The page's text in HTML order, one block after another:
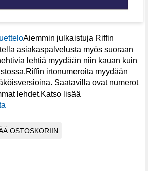
Aiemmin julkaistuja Riffin
asiakaspalvelusta myös suoraan
lehtiä myydään niin kauan kuin
irtonumeroita myydään
Saatavilla ovat numerot
lehdet.Katso lisää